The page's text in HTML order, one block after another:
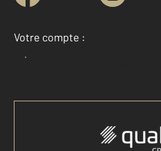
Votre compte :